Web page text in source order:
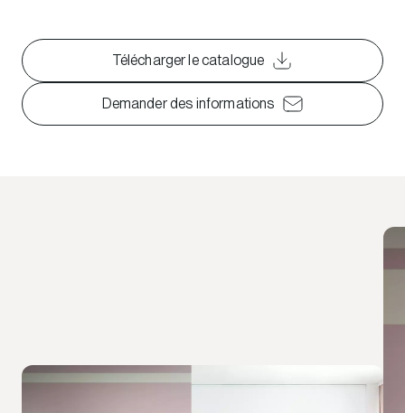
Télécharger le catalogue
Demander des informations